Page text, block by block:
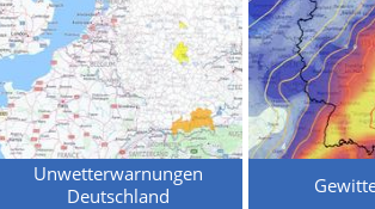
Unwetterwarnungen
Deutschland